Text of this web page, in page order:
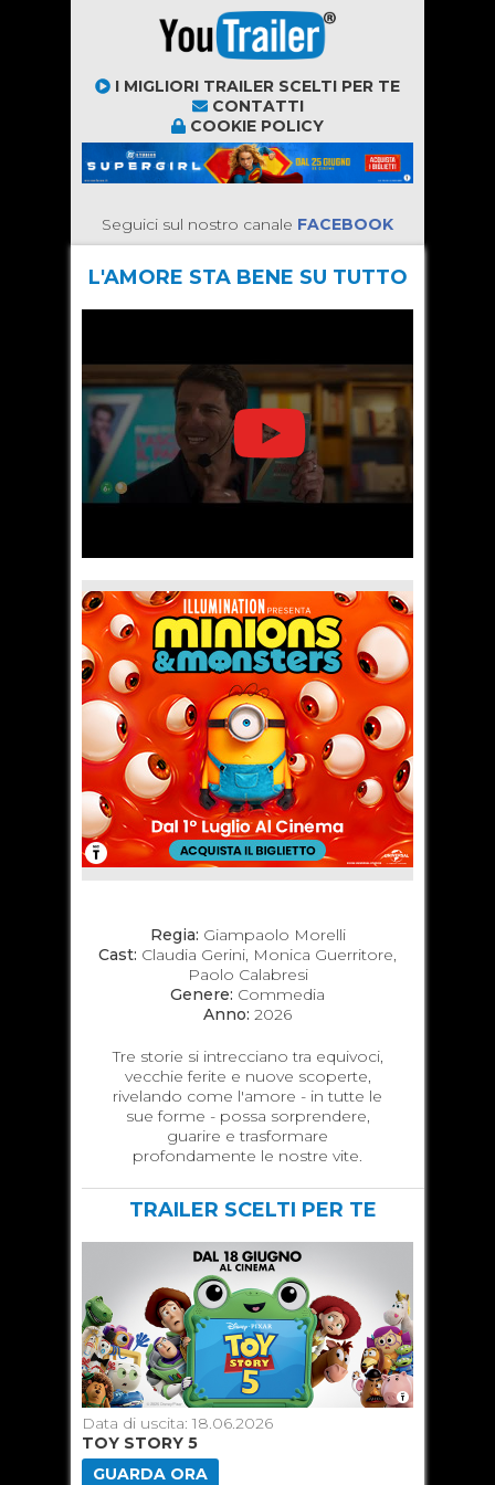
I MIGLIORI TRAILER SCELTI PER TE
CONTATTI
COOKIE POLICY
Seguici sul nostro canale FACEBOOK
L'AMORE STA BENE SU TUTTO
Regia: Giampaolo Morelli
Cast: Claudia Gerini, Monica Guerritore,
Paolo Calabresi
Genere: Commedia
Anno: 2026
Tre storie si intrecciano tra equivoci,
vecchie ferite e nuove scoperte,
rivelando come l'amore - in tutte le
sue forme - possa sorprendere,
guarire e trasformare
profondamente le nostre vite.
TRAILER SCELTI PER TE
Data di uscita: 18.06.2026
TOY STORY 5
GUARDA ORA